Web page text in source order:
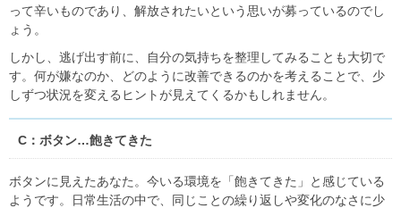
って辛いものであり、解放されたいという思いが募っているのでし
ょう。
しかし、逃げ出す前に、自分の気持ちを整理してみることも大切で
す。何が嫌なのか、どのように改善できるのかを考えることで、少
しずつ状況を変えるヒントが見えてくるかもしれません。
C：ボタン…飽きてきた
ボタンに見えたあなた。今いる環境を「飽きてきた」と感じている
ようです。日常生活の中で、同じことの繰り返しや変化のなさに少